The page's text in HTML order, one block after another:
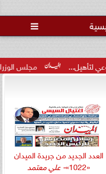

مجلس الوزراء
العدد الجديد من جريدة الميدان
«1022»
- علي معتمد